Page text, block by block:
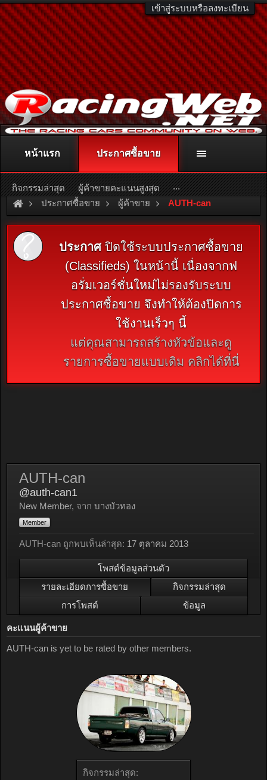
เข้าสู่ระบบหรือลงทะเบียน
ติดต่อลงโฆษณา racingweb@gmail.com
หรือโทร. 081-811-1138
หรืออ่านรายละเอียดเพิ่มเติม คลิกที่นี่
ประกาศซื้อขาย ผู้ค้าขาย AUTH-can
ประกาศปิดใช้ระบบประกาศซื้อขาย
(Classifieds) ในหน้านี้ เนื่องจากฟ
อรั่มเวอร์ชั่นใหม่ไม่รองรับระบบ
ประกาศซื้อขาย จึงทำให้ต้องปิดการ
ใช้งานเร็วๆ นี้
แต่คุณสามารถสร้างหัวข้อและดู
รายการซื้อขายแบบเดิม คลิกได้ที่นี่
กิจกรรมล่าสุด:
AUTH-can
@auth-can1
New Member, จาก บางบัวทอง
Member
AUTH-can ถูกพบเห็นล่าสุด: 17 ตุลาคม 2013
โพสต์ข้อมูลส่วนตัว
รายละเอียดการซื้อขาย
กิจกรรมล่าสุด
การโพสต์
ข้อมูล
คะแนนผู้ค้าขาย
AUTH-can is yet to be rated by other members.
หน้าแรก ประกาศซื้อขาย
กิจกรรมล่าสุด ผู้ค้าขายคะแนนสูงสุด ...